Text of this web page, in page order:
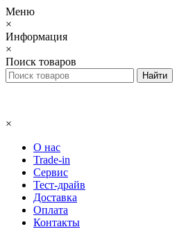
Меню
×
Информация
×
Поиск товаров
×
О нас
Trade-in
Сервис
Тест-драйв
Доставка
Оплата
Контакты